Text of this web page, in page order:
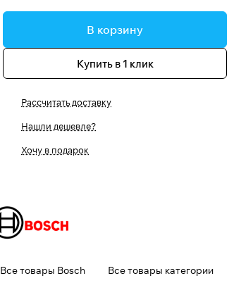
В корзину
Купить в 1 клик
Рассчитать доставку
Нашли дешевле?
Хочу в подарок
Все товары Bosch Все товары категории